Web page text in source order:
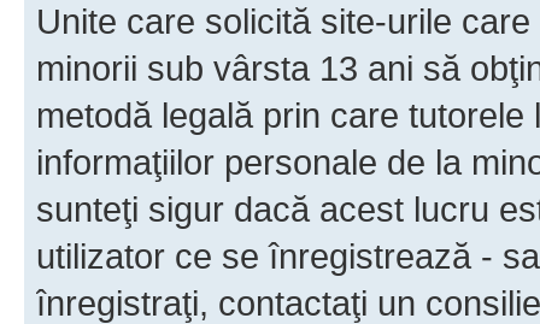
Unite care solicită site-urile
minorii sub vârsta 13 ani să
metodă legală prin care
informaţiilor personale de la
sunteţi sigur dacă acest lucru
utilizator ce se înregistrează -
înregistraţi, contactaţi un